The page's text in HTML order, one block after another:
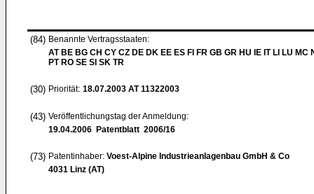
(84) Benannte Vertragsstaaten:
AT BE BG CH CY CZ DE DK EE ES FI FR GB GR HU IE IT LI LU MC
PT RO SE SI SK TR
(30) Priorität: 18.07.2003 AT 11322003
(43) Veröffentlichungstag der Anmeldung:
19.04.2006 Patentblatt 2006/16
(73) Patentinhaber: Voest-Alpine Industrieanlagenbau GmbH & Co
4031 Linz (AT)